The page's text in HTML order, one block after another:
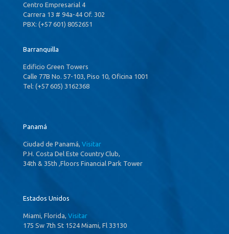
Centro Empresarial 4
Carrera 13 # 94a-44 Of. 302
PBX: (+57 601) 8052651
Barranquilla
Edificio Green Towers
Calle 77B No. 57-103, Piso 10, Oficina 1001
Tel: (+57 605) 3162368
Panamá
Ciudad de Panamá, Visitar
P.H. Costa Del Este Country Club,
34th & 35th ,Floors Financial Park Tower
Estados Unidos
Miami, Florida, Visitar
175 Sw 7th St 1524 Miami, Fl 33130